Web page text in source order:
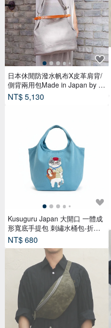
日本休閒防潑水帆布X皮革肩背/
側背兩用包Made in Japan by S
UOLO
NT$ 5,130
Kusuguru Japan 大開口 一體成
形寬底手提包 刺繡水桶包-折耳
貓款
NT$ 680